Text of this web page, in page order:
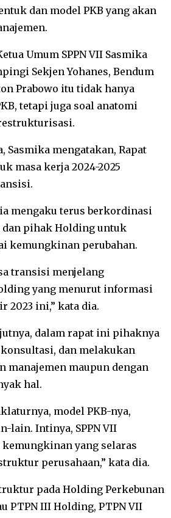
dan model PKB yang akan
Umum SPPN VII Sasmika
Sekjen Yohanes, Bendum
Prabowo itu tidak hanya
tetapi juga soal anatomi
Sasmika mengatakan, Rapat
masa kerja 2024-2025
mengaku terus berkordinasi
dan pihak Holding untuk
kemungkinan perubahan.
transisi menjelang
yang menurut informasi
2023 ini,” kata dia.
dalam rapat ini pihaknya
dan melakukan
manajemen maupun dengan
hal.
model PKB-nya,
lain. Intinya, SPPN VII
yang selaras
perusahaan,” kata dia.
pada Holding Perkebunan
PTPN III Holding, PTPN VII